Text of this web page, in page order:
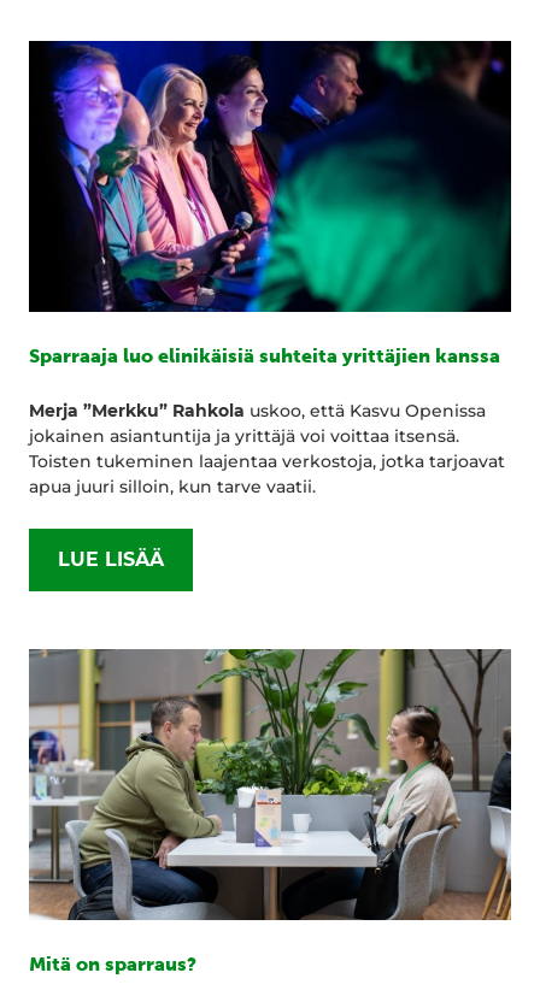
Sparraaja luo elinikäisiä suhteita yrittäjien kanssa
Merja ”Merkku” Rahkola uskoo, että Kasvu Openissa
jokainen asiantuntija ja yrittäjä voi voittaa itsensä.
Toisten tukeminen laajentaa verkostoja, jotka tarjoavat
apua juuri silloin, kun tarve vaatii.
LUE LISÄÄ
Mitä on sparraus?